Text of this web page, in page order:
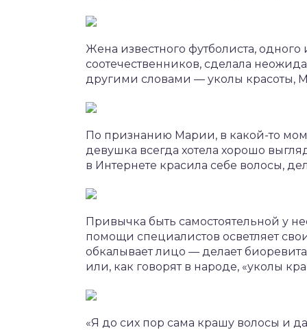
Жена известного футболиста,
соотечественников, сделала
другими словами — уколы красоты,
По признанию Марии, в какой-то
девушка всегда хотела хорошо
в Интернете красила себе волосы,
Привычка быть самостоятельной у
помощи специалистов осветляет
обкалывает лицо — делает
или, как говорят в народе, «уколы
«Я до сих пор сама крашу волосы и